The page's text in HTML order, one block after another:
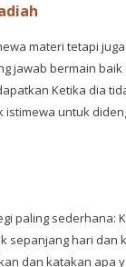
materi tetapi
jawab bermain
Ketika dia
istimewa untuk
paling sederhana:
sepanjang hari dan
dan katakan apa